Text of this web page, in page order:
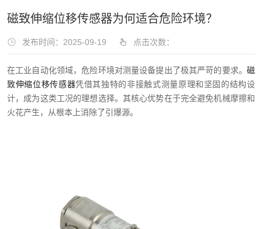
磁致伸缩位移传感器为何适合危险环境？
发布时间：2025-09-19 点击次数：
在工业自动化领域，危险环境对测量设备提出了极其严苛的要求。 磁
致伸缩位移传感器凭借其独特的非接触式测量原理和坚固的结构设
计，成为这类工况的理想选择。其核心优势在于完全避免机械摩擦和
火花产生，从根本上消除了引爆源。